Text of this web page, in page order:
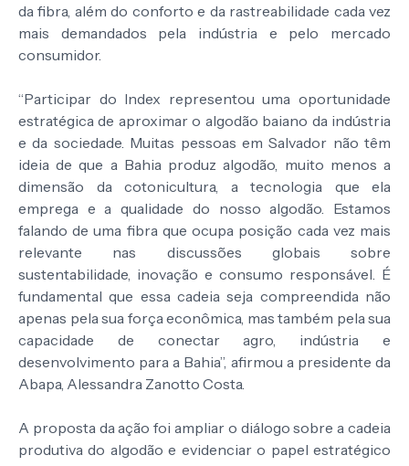
da fibra, além do conforto e da rastreabilidade cada vez
mais demandados pela indústria e pelo mercado
consumidor.
“Participar do Index representou uma oportunidade
estratégica de aproximar o algodão baiano da indústria
e da sociedade. Muitas pessoas em Salvador não têm
ideia de que a Bahia produz algodão, muito menos a
dimensão da cotonicultura, a tecnologia que ela
emprega e a qualidade do nosso algodão. Estamos
falando de uma fibra que ocupa posição cada vez mais
relevante nas discussões globais sobre
sustentabilidade, inovação e consumo responsável. É
fundamental que essa cadeia seja compreendida não
apenas pela sua força econômica, mas também pela sua
capacidade de conectar agro, indústria e
desenvolvimento para a Bahia”, afirmou a presidente da
Abapa, Alessandra Zanotto Costa.
A proposta da ação foi ampliar o diálogo sobre a cadeia
produtiva do algodão e evidenciar o papel estratégico